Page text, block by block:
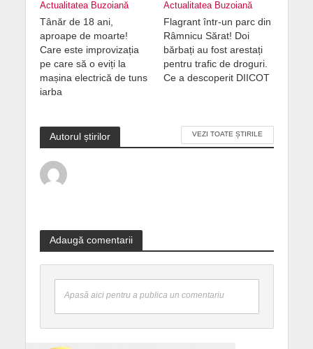
Actualitatea Buzoiană
Tânăr de 18 ani,
aproape de moarte!
Care este improvizația
pe care să o eviți la
mașina electrică de tuns
iarba
Actualitatea Buzoiană
Flagrant într-un parc din
Râmnicu Sărat! Doi
bărbați au fost arestați
pentru trafic de droguri.
Ce a descoperit DIICOT
Autorul știrilor VEZI TOATE ȘTIRILE
Adaugă comentarii
Apasă aici pentru a publica un comentariu